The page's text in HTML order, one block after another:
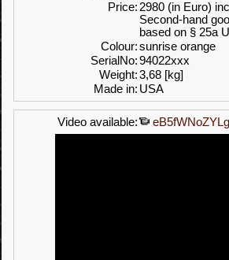
Price: 2980 (in Euro)
Second-hand
based on § 25a
Colour:sunrise orange
SerialNo:94022xxx
Weight:3,68 [kg]
Made in: USA
Video available: eB5fWNoZYLg